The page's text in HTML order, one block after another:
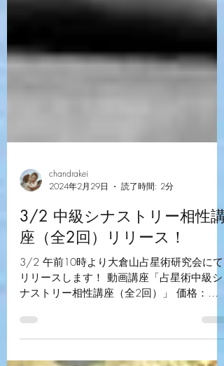
2024年2月29日
読了時間: 2分
3/2 中級シナストリー相性講
座（全2回）リリース！
3/2 午前10時より大倉山占星術研究会にて
ナストリー相性講座（全2回）」 価格：
13200円（税込）オリジナルテキスト＆チャ